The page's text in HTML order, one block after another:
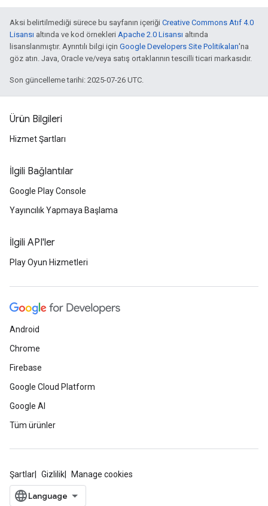
Aksi belirtilmediği sürece bu sayfanın içeriği Creative Commons Atıf 4.0
Lisansı altında ve kod örnekleri Apache 2.0 Lisansı altında
lisanslanmıştır. Ayrıntılı bilgi için Google Developers Site Politikaları'na
göz atın. Java, Oracle ve/veya satış ortaklarının tescilli ticari markasıdır.
Son güncelleme tarihi: 2025-07-26 UTC.
Ürün Bilgileri
Hizmet Şartları
İlgili Bağlantılar
Google Play Console
Yayıncılık Yapmaya Başlama
İlgili API'ler
Play Oyun Hizmetleri
Android
Chrome
Firebase
Google Cloud Platform
Google AI
Tüm ürünler
Şartlar Gizlilik Manage cookies